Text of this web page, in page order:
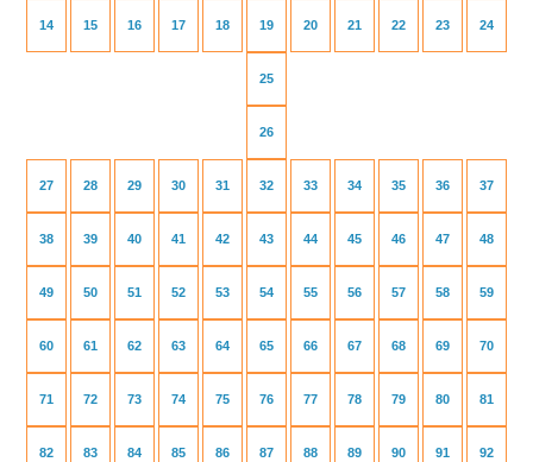
14 15 16 17 18 19 20 21 22 23 24
25
26
27 28 29 30 31 32 33 34 35 36 37
38 39 40 41 42 43 44 45 46 47 48
49 50 51 52 53 54 55 56 57 58 59
60 61 62 63 64 65 66 67 68 69 70
71 72 73 74 75 76 77 78 79 80 81
82 83 84 85 86 87 88 89 90 91 92